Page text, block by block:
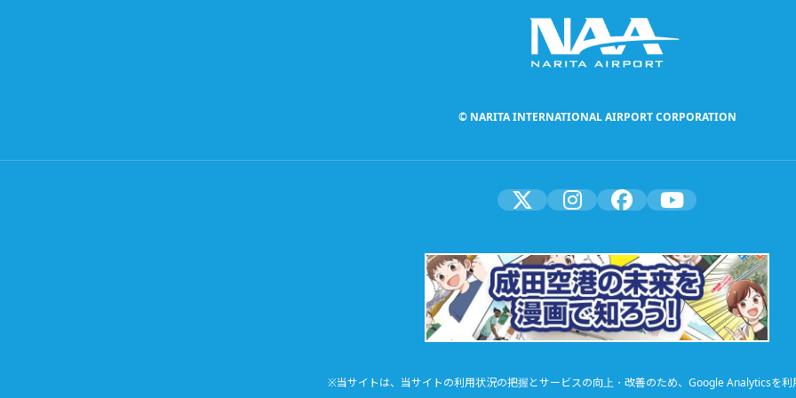
© NARITA INTERNATIONAL AIRPORT CORPORATION
※当サイトは、当サイトの利用状況の把握とサービスの向上・改善のため、Google Analyticsを利